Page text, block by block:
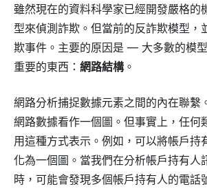
雖然現在的資料科學家已經開發嚴格的
型來偵測詐欺。但當前的反詐欺模型，
欺事件。主要的原因是 — 大多數的模
重要的東西： 網路結構。
網路分析捕捉數據元素之間的內在聯繫
網路數據看作一個圖。但事實上，任何
用這種方式表示。例如，可以將帳戶持
化為一個圖。當我們在分析帳戶持有人
時，可能會發現多個帳戶持有人的電話